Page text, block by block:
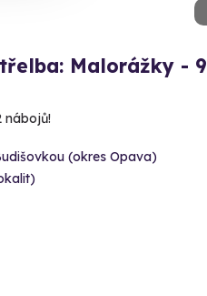
Malorážky - 9
nábojů!
(okres Opava)